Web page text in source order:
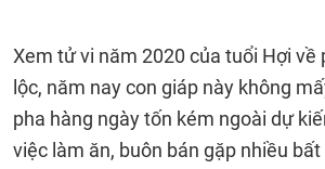
Xem tử vi năm 2020 của tuổi Hợi về
lộc, năm nay con giáp này không
pha hàng ngày tốn kém ngoài dự
việc làm ăn, buôn bán gặp nhiều